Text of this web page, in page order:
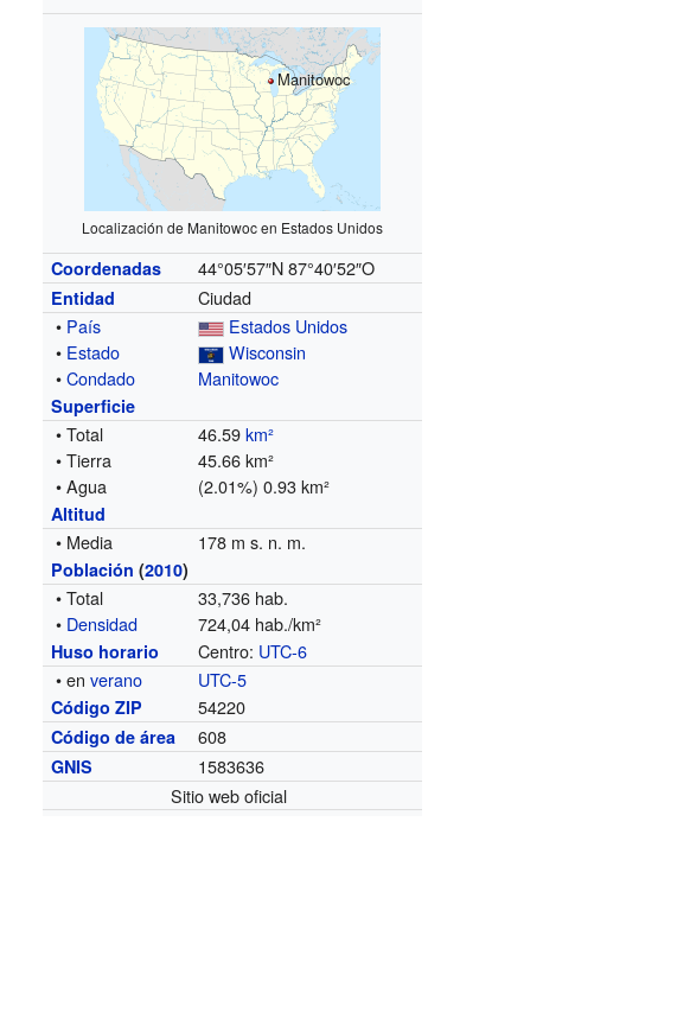
Manitowoc
Localización de Manitowoc en Estados Unidos
Coordenadas 44°05′57″N 87°40′52″O
Entidad
Ciudad
• País
Estados Unidos
• Estado
Wisconsin
•Condado Manitowoc
Superficie
• Total 46.59km²
• Tierra
45.66 km²
• Agua
(2.01%) 0.93 km²
Altitud
• Media 178 m s. n. m.
Población (2010)
• Total
33,736 hab.
• Densidad 724,04 hab./km²
Huso horario Centro: UTC-6
• enverano UTC-5
Código ZIP 54220
Código de área 608
GNIS
1583636
Sitio web oficial